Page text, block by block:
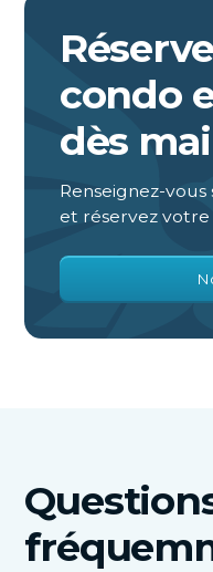
condo
dès
Renseignez-
et réservez